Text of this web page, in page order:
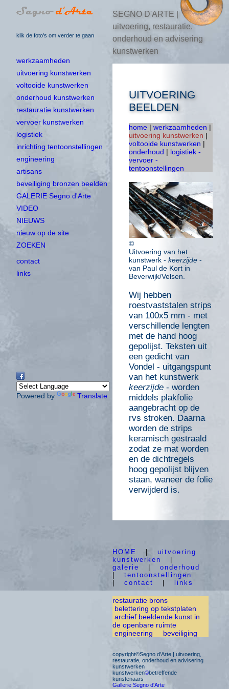
klik de foto's om verder te gaan
SEGNO D'ARTE |
uitvoering, restauratie,
onderhoud en advisering
kunstwerken
werkzaamheden
uitvoering kunstwerken
voltooide kunstwerken
onderhoud kunstwerken
restauratie kunstwerken
vervoer kunstwerken
logistiek
inrichting tentoonstellingen
engineering
artisans
beveiliging bronzen beelden
GALERIE Segno d'Arte
VIDEO
NIEUWS
nieuw op de site
ZOEKEN
contact
links
Powered by Translate
UITVOERING
BEELDEN
home | werkzaamheden |
uitvoering kunstwerken |
voltooide kunstwerken |
onderhoud | logistiek -
vervoer -
tentoonstellingen
©
Uitvoering van het
kunstwerk - keerzijde -
van Paul de Kort in
Beverwijk/Velsen.
Wij hebben
roestvaststalen strips
van 100x5 mm - met
verschillende lengten
met de hand hoog
gepolijst. Teksten uit
een gedicht van
Vondel - uitgangspunt
van het kunstwerk
keerzijde - worden
middels plakfolie
aangebracht op de
rvs stroken. Daarna
worden de strips
keramisch gestraald
zodat ze mat worden
en de dichtregels
hoog gepolijst blijven
staan, waneer de folie
verwijderd is.
HOME
uitvoering
kunstwerken
galerie
onderhoud
tentoonstellingen
contact links
restauratie brons
belettering op tekstplaten
archief beeldende kunst in
de openbare ruimte
engineering
beveiliging
copyright©Segno d'Arte | uitvoering,
restauratie, onderhoud en advisering
kunstwerken
kunstwerken©betreffende
kunstenaars
Gallerie Segno d'Arte